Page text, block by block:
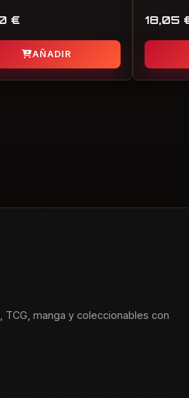
€
AÑADIR
18,05
TCG, manga y coleccionables con